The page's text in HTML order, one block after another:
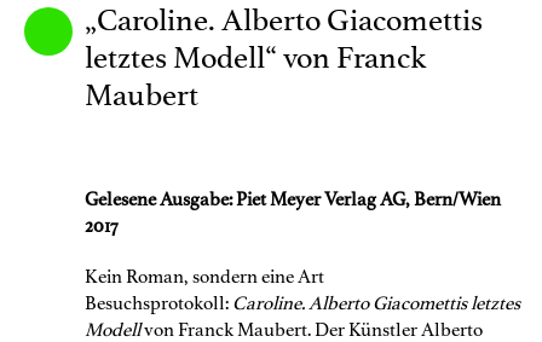
„Caroline. Alberto Giacomettis
letztes Modell“ von Franck
Maubert
Gelesene Ausgabe: Piet Meyer Verlag AG, Bern/Wien
2017
Kein Roman, sondern eine Art
Besuchsprotokoll: Caroline. Alberto Giacomettis letztes
Modellvon Franck Maubert. Der Künstler Alberto